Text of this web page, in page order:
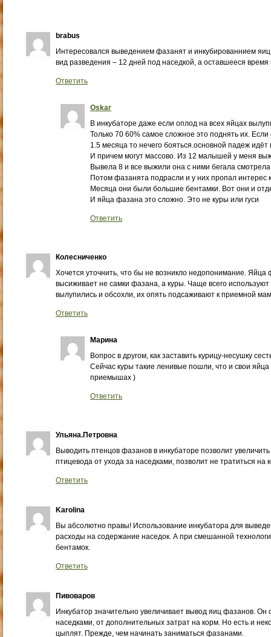
brabus
Интересовался выведением фазанят и инкубированнием
вид разведения – 12 дней под наседкой, а оставшееся время
Ответить
Oskar
В инкубаторе даже если оплод на всех яйцах
Только 70 60% самое сложное это поднять их.
1.5 месяца то нечего бояться.основной падеж идёт
И причем могут массово. Из 12 малышей у меня
Вывела 8 и все выжили она с ними бегала
Потом фазанята подрасли и у них пропал интерес
Месяца они были большие бентамки. Вот они и
И яйца фазана это сложно. Это не куры или гуси
Ответить
Колесниченко
Хочется уточнить, что бы не возникло недопонимание.
высиживает не самки фазана, а куры. Чаще всего используют
вылупились и обсохли, их опять подсаживают к приемной
Ответить
Марина
Вопрос в другом, как заставить курицу-несушку
Сейчас куры такие ленивые пошли, что и свои
приемышах )
Ответить
Ульяна.Петровна
Выводить птенцов фазанов в инкубаторе позволит
птицевода от ухода за наседками, позволит не тратиться
Ответить
Karolina
Вы абсолютно правы! Использование инкубатора для
расходы на содержание наседок. А при смешанной
бентамок.
Ответить
Пивоваров
Инкубатор значительно увеличивает вывод яиц фазанов. Он
наседками, от дополнительных затрат на корм. Но есть и
цыплят. Прежде, чем начинать заниматься фазанами.